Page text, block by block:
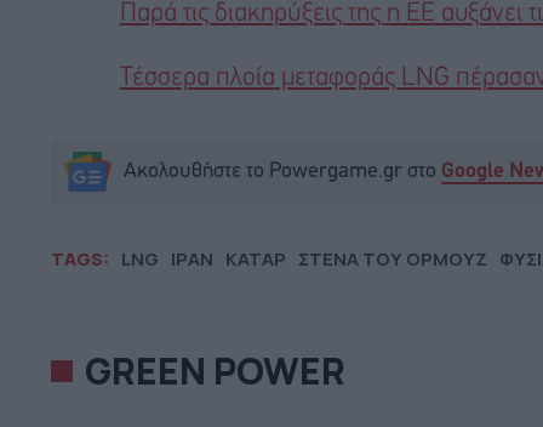
Παρά τις διακηρύξεις της η ΕΕ
Τέσσερα πλοία μεταφοράς LNG
Ακολουθήστε το Powergame.gr στο Google
TAGS: LNG ΙΡΑΝ ΚΑΤΑΡ ΣΤΕΝΑ ΤΟΥ ΟΡΜΟΥΖ
GREEN POWER